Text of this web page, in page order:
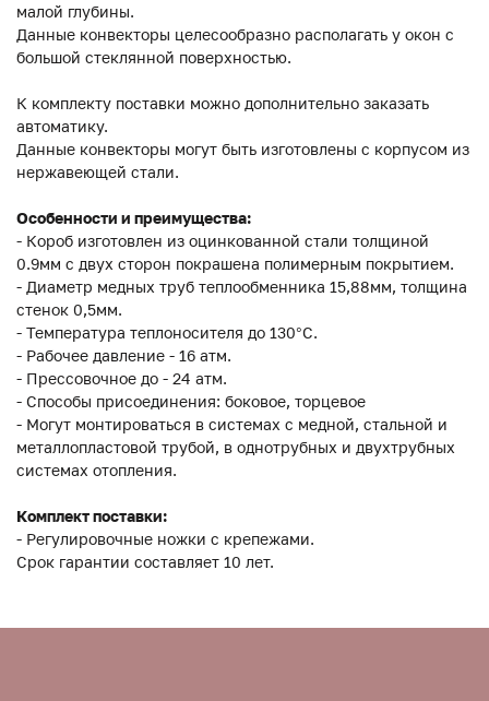
малой глубины.
Данные конвекторы целесообразно располагать у окон с
большой стеклянной поверхностью.
К комплекту поставки можно дополнительно заказать
автоматику.
Данные конвекторы могут быть изготовлены с корпусом из
нержавеющей стали.
Особенности и преимущества:
- Короб изготовлен из оцинкованной стали толщиной
0.9мм с двух сторон покрашена полимерным покрытием.
- Диаметр медных труб теплообменника 15,88мм, толщина
стенок 0,5мм.
- Температура теплоносителя до 130°C.
- Рабочее давление - 16 атм.
- Прессовочное до - 24 атм.
- Способы присоединения: боковое, торцевое
- Могут монтироваться в системах с медной, стальной и
металлопластовой трубой, в однотрубных и двухтрубных
системах отопления.
Комплект поставки:
- Регулировочные ножки с крепежами.
Срок гарантии составляет 10 лет.